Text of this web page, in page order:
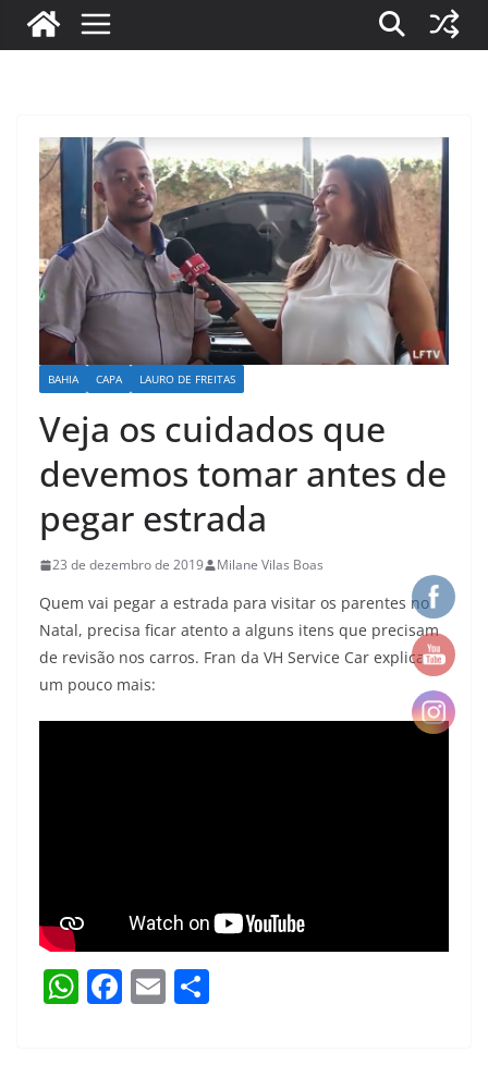
BAHIA CAPA LAURO DE FREITAS
Veja os cuidados que
devemos tomar antes de
pegar estrada
23 de dezembro de 2019 Milane Vilas Boas
Quem vai pegar a estrada para visitar os parentes no
Natal, precisa ficar atento a alguns itens que precisam
de revisão nos carros. Fran da VH Service Car explica
um pouco mais:
W F E